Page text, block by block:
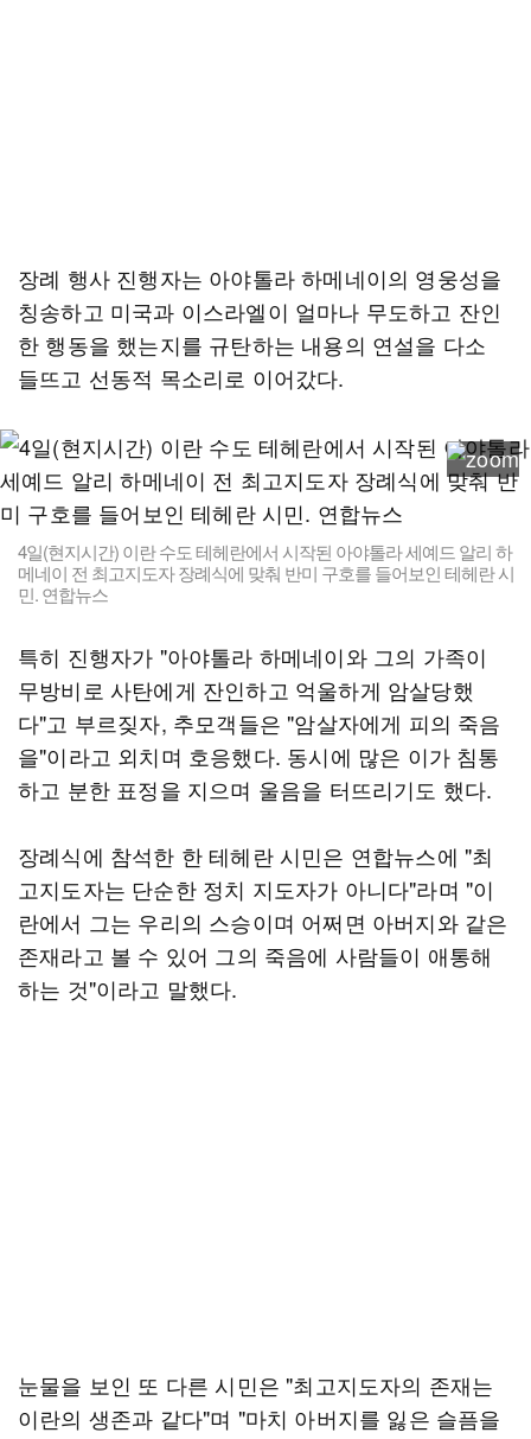
장례 행사 진행자는 아야톨라 하메네이의 영웅성을
칭송하고 미국과 이스라엘이 얼마나 무도하고 잔인
한 행동을 했는지를 규탄하는 내용의 연설을 다소
들뜨고 선동적 목소리로 이어갔다.
4일(현지시간) 이란 수도 테헤란에서 시작된 아야톨라 세예드 알리 하
메네이 전 최고지도자 장례식에 맞춰 반미 구호를 들어보인 테헤란 시
민. 연합뉴스
특히 진행자가 "아야톨라 하메네이와 그의 가족이
무방비로 사탄에게 잔인하고 억울하게 암살당했
다"고 부르짖자, 추모객들은 "암살자에게 피의 죽음
을"이라고 외치며 호응했다. 동시에 많은 이가 침통
하고 분한 표정을 지으며 울음을 터뜨리기도 했다.
장례식에 참석한 한 테헤란 시민은 연합뉴스에 "최
고지도자는 단순한 정치 지도자가 아니다"라며 "이
란에서 그는 우리의 스승이며 어쩌면 아버지와 같은
존재라고 볼 수 있어 그의 죽음에 사람들이 애통해
하는 것"이라고 말했다.
눈물을 보인 또 다른 시민은 "최고지도자의 존재는
이란의 생존과 같다"며 "마치 아버지를 잃은 슬픔을